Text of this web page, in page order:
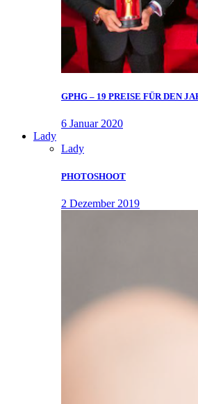
GPHG – 19 PREISE FÜR DEN
6 Januar 2020
Lady
Lady
PHOTOSHOOT
2 Dezember 2019